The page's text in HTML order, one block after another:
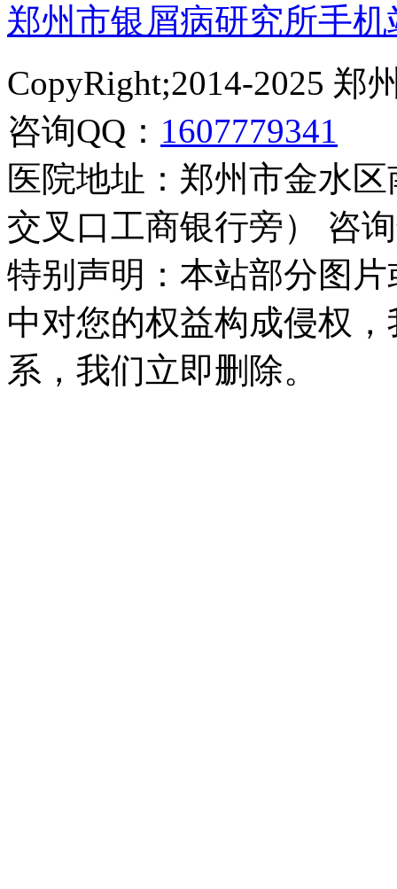
郑州市银屑病研究所手机
CopyRight;2014-2025 郑
咨询QQ： 1607779341
医院地址：郑州市金水
交叉口工商银行旁） 咨
特别声明：本站部分图
中对您的权益构成侵权
系，我们立即删除。